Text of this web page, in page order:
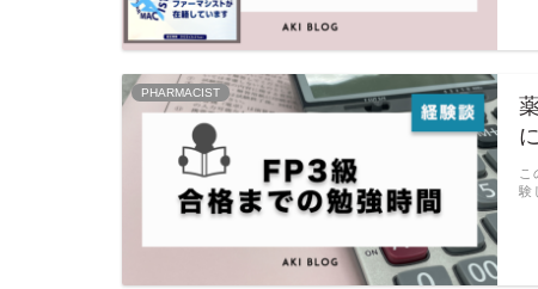
PHARMACIST
こ
験